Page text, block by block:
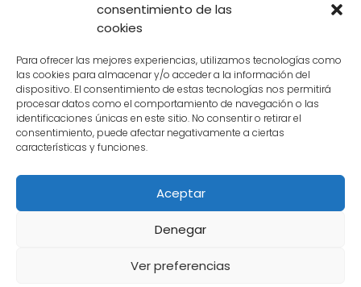
consentimiento de las
cookies
Para ofrecer las mejores experiencias, utilizamos tecnologías como
las cookies para almacenar y/o acceder a la información del
dispositivo. El consentimiento de estas tecnologías nos permitirá
procesar datos como el comportamiento de navegación o las
identificaciones únicas en este sitio. No consentir o retirar el
consentimiento, puede afectar negativamente a ciertas
características y funciones.
Aceptar
Denegar
Ver preferencias
Transporte
¿Cómo afectará la próxima
huelga de transporte a tu día a día?
Aviso legal
Política de Cookies
Política de Privacidad
Contacto